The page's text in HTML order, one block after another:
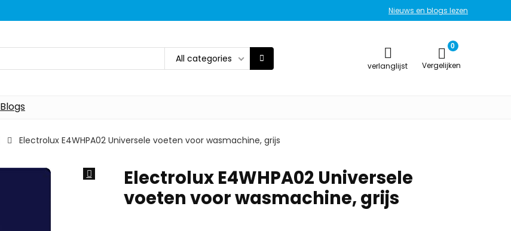
Nieuws en blogs lezen
All categories
verlanglijst
0
Vergelijken
Blogs
Electrolux E4WHPA02 Universele voeten voor wasmachine, grijs
Electrolux E4WHPA02 Universele
voeten voor wasmachine, grijs